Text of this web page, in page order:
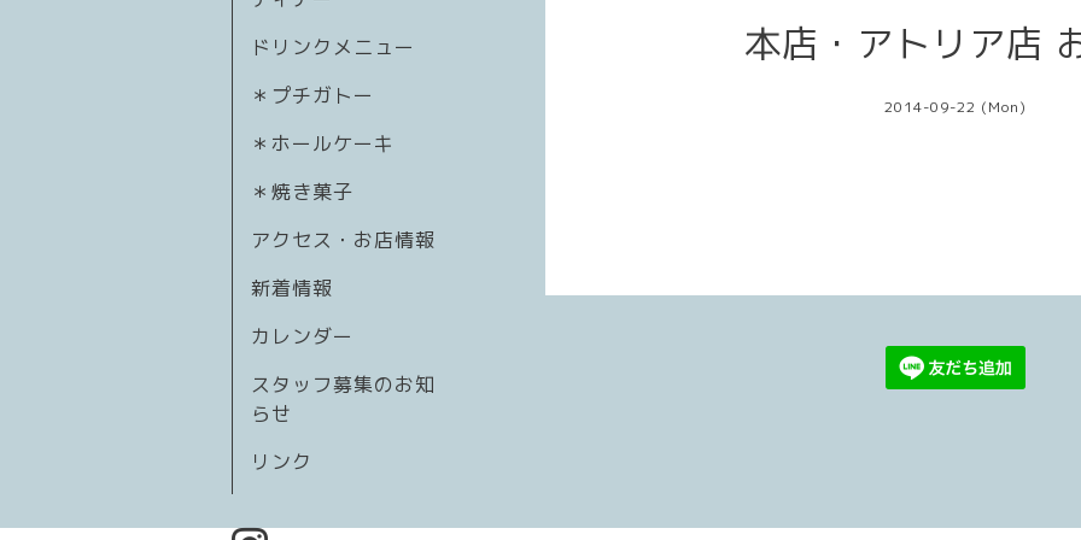
ドリンクメニュー
＊プチガトー
＊ホールケーキ
＊焼き菓子
アクセス・お店情報
新着情報
カレンダー
スタッフ募集のお知
らせ
リンク
本店・アトリア店
2014-09-22 (Mon)